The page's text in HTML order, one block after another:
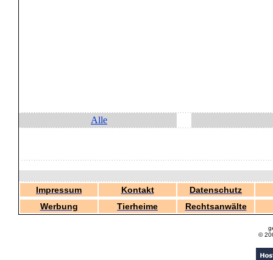
Alle
Impressum Kontakt
Datenschutz
Werbung
Tierheime Rechtsanwälte
©